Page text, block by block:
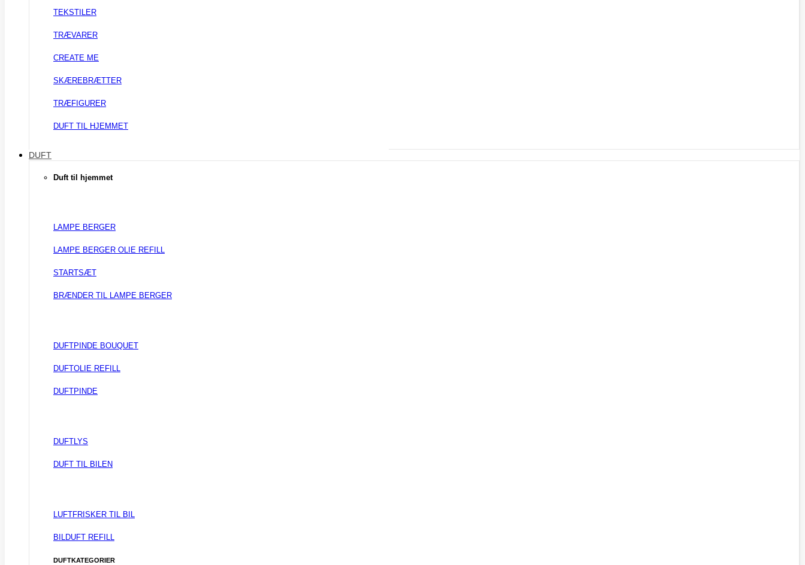
TEKSTILER
TRÆVARER
CREATE ME
SKÆREBRÆTTER
TRÆFIGURER
DUFT TIL HJEMMET
DUFT
Duft til hjemmet
LAMPE BERGER
LAMPE BERGER OLIE REFILL
STARTSÆT
BRÆNDER TIL LAMPE BERGER
DUFTPINDE BOUQUET
DUFTOLIE REFILL
DUFTPINDE
DUFTLYS
DUFT TIL BILEN
LUFTFRISKER TIL BIL
BILDUFT REFILL
DUFTKATEGORIER